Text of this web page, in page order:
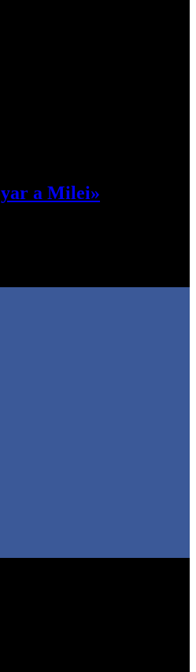
a Milei»